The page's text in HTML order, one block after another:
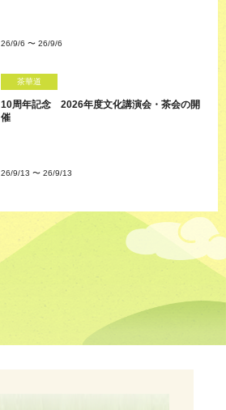
26/9/6 〜 26/9/6
茶華道
10周年記念 2026年度文化講演会・茶会の開
催
26/9/13 〜 26/9/13